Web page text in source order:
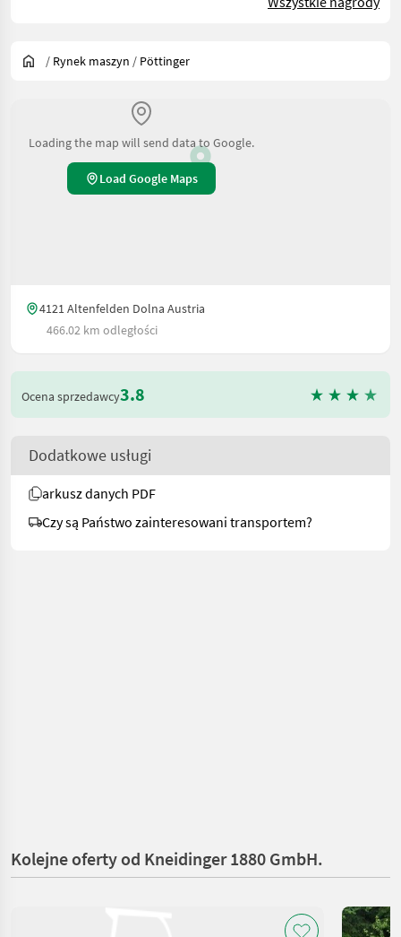
/ Rynek maszyn / Pöttinger
Loading the map will send data to Google.
Load Google Maps
4121 Altenfelden Dolna Austria
466.02 km odległości
Ocena sprzedawcy3.8
Dodatkowe usługi
arkusz danych PDF
Czy są Państwo zainteresowani transportem?
Kolejne oferty od Kneidinger 1880 GmbH.